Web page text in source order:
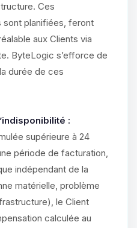
Ces
sont planifiées, feront
aux Clients via
ByteLogic s’efforce de
durée de ces
:
supérieure à 24
période de facturation,
indépendant de la
matérielle, problème
le Client
calculée au